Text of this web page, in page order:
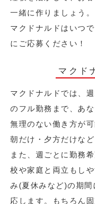
一緒に作りましょう。
マクドナルドはいつ
にご応募ください！
マクド
マクドナルドでは、
のフル勤務まで、あ
無理のない働き方が
朝だけ・夕方だけなど
また、週ごとに勤務
校や家庭と両立もし
み(夏休みなど)の期
応します。もちろん